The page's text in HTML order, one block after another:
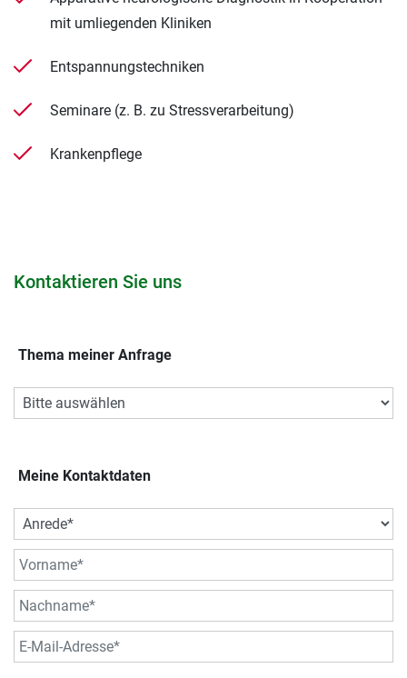
mit umliegenden Kliniken
Entspannungstechniken
Seminare (z. B. zu Stressverarbeitung)
Krankenpflege
Kontaktieren Sie uns
Thema meiner Anfrage
Meine Kontaktdaten